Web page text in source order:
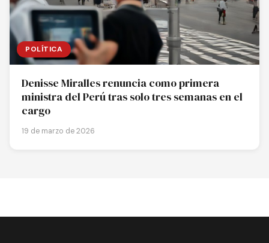
POLÍTICA
Denisse Miralles renuncia como primera
ministra del Perú tras solo tres semanas en el
cargo
19 de marzo de 2026